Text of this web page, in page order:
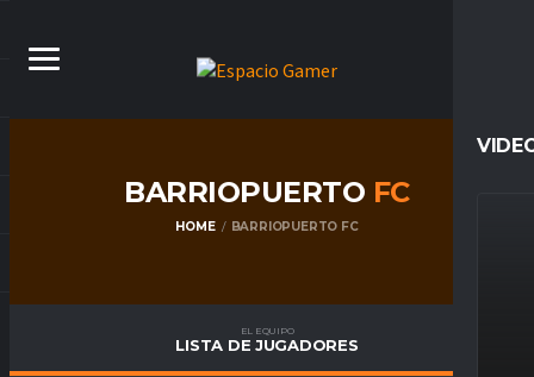
BARRIOPUERTO FC
HOME BARRIOPUERTO FC
EL EQUIPO
LISTA DE JUGADORES